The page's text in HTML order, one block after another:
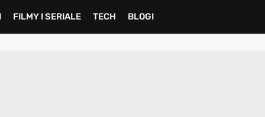
FILMY I SERIALE TECH BLOGI